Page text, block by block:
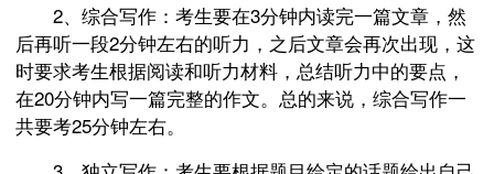
2、综合写作：考生要在3分钟内读完一篇文章，然
后再听一段2分钟左右的听力，之后文章会再次出现，这
时要求考生根据阅读和听力材料，总结听力中的要点，
在20分钟内写一篇完整的作文。总的来说，综合写作一
共要考25分钟左右。